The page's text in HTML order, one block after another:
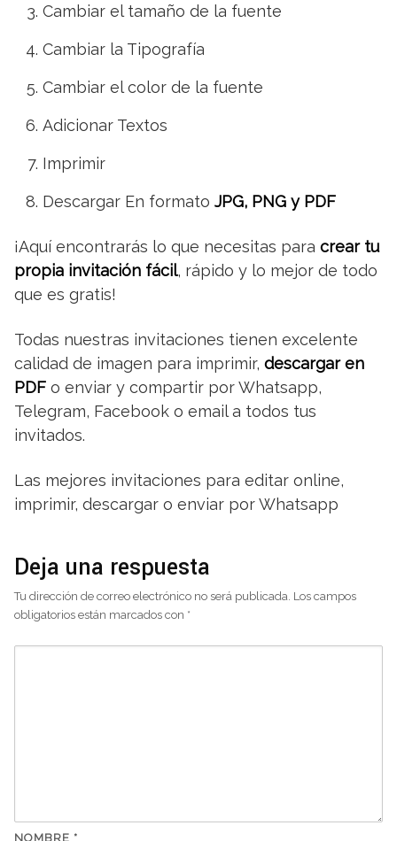
Cambiar el tamaño de la fuente
Cambiar la Tipografía
Cambiar el color de la fuente
Adicionar Textos
Imprimir
Descargar En formato JPG, PNG y PDF
¡Aquí encontrarás lo que necesitas para crear tu
propia invitación fácil, rápido y lo mejor de todo
que es gratis!
Todas nuestras invitaciones tienen excelente
calidad de imagen para imprimir, descargar en
PDF o enviar y compartir por Whatsapp,
Telegram, Facebook o email a todos tus
invitados.
Las mejores invitaciones para editar online,
imprimir, descargar o enviar por Whatsapp
Deja una respuesta
Tu dirección de correo electrónico no será publicada. Los campos
obligatorios están marcados con *
NOMBRE *